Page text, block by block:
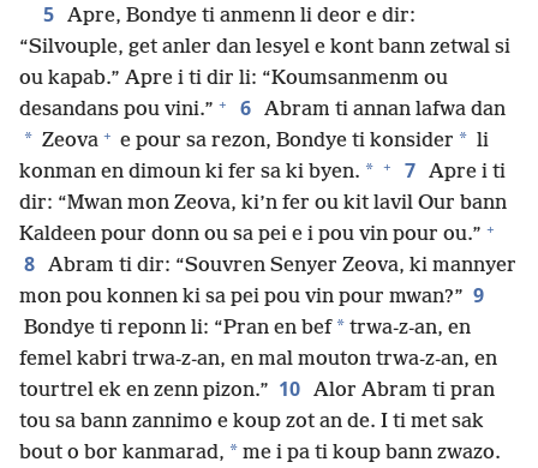
5 Apre, Bondye ti anmenn li deor e dir:
“Silvouple, get anler dan lesyel e kont bann zetwal si
ou kapab.” Apre i ti dir li: “Koumsanmenm ou
desandans pou vini.” + 6 Abram ti annan lafwa dan
* Zeova + e pour sa rezon, Bondye ti konsider * li
konman en dimoun ki fer sa ki byen. * + 7 Apre i ti
dir: “Mwan mon Zeova, ki’n fer ou kit lavil Our bann
Kaldeen pour donn ou sa pei e i pou vin pour ou.” +
8 Abram ti dir: “Souvren Senyer Zeova, ki mannyer
mon pou konnen ki sa pei pou vin pour mwan?” 9
Bondye ti reponn li: “Pran en bef * trwa-z-an, en
femel kabri trwa-z-an, en mal mouton trwa-z-an, en
tourtrel ek en zenn pizon.” 10 Alor Abram ti pran
tou sa bann zannimo e koup zot an de. I ti met sak
bout o bor kanmarad, * me i pa ti koup bann zwazo.